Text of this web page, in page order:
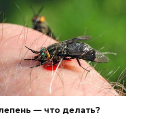
— что делать?